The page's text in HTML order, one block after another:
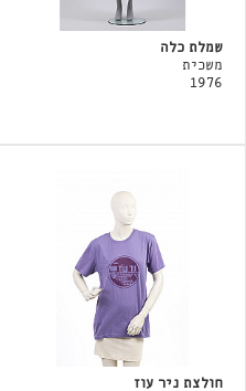
שמלת כלה
משכית
1976
חולצת ניר עוז